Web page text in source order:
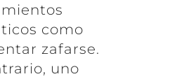
como
zafarse.
uno